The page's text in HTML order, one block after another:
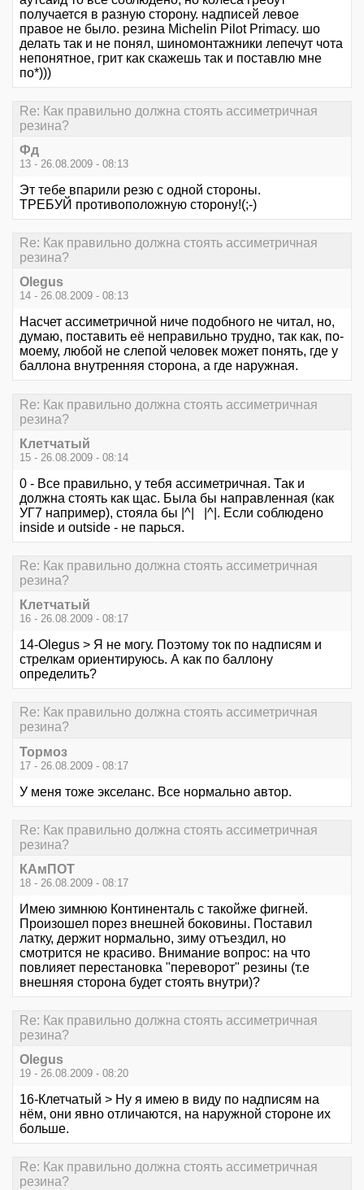
получается в разную сторону. надписей левое
правое не было. резина Michelin Pilot Primacy. шо
делать так и не понял, шиномонтажники лепечут чота
непонятное, грит как скажешь так и поставлю мне
по*)))
Re: Как правильно должна стоять ассиметричная
резина?
Фд
13 - 26.08.2009 - 08:13
Эт тебе впарили резю с одной стороны.
ТРЕБУЙ противоположную сторону!(;-)
Re: Как правильно должна стоять ассиметричная
резина?
Olegus
14 - 26.08.2009 - 08:13
Насчет ассиметричной ниче подобного не читал, но,
думаю, поставить её неправильно трудно, так как, по-
моему, любой не слепой человек может понять, где у
баллона внутренняя сторона, а где наружная.
Re: Как правильно должна стоять ассиметричная
резина?
Клетчатый
15 - 26.08.2009 - 08:14
0 - Все правильно, у тебя ассиметричная. Так и
должна стоять как щас. Была бы направленная (как
УГ7 например), стояла бы |^| |^|. Если соблюдено
inside и outside - не парься.
Re: Как правильно должна стоять ассиметричная
резина?
Клетчатый
16 - 26.08.2009 - 08:17
14-Olegus > Я не могу. Поэтому ток по надписям и
стрелкам ориентируюсь. А как по баллону
определить?
Re: Как правильно должна стоять ассиметричная
резина?
Тормоз
17 - 26.08.2009 - 08:17
У меня тоже экселанс. Все нормально автор.
Re: Как правильно должна стоять ассиметричная
резина?
КАмПОТ
18 - 26.08.2009 - 08:17
Имею зимнюю Континенталь с такойже фигней.
Произошел порез внешней боковины. Поставил
латку, держит нормально, зиму отъездил, но
смотрится не красиво. Внимание вопрос: на что
повлияет перестановка "переворот" резины (т.е
внешняя сторона будет стоять внутри)?
Re: Как правильно должна стоять ассиметричная
резина?
Olegus
19 - 26.08.2009 - 08:20
16-Клетчатый > Ну я имею в виду по надписям на
нём, они явно отличаются, на наружной стороне их
больше.
Re: Как правильно должна стоять ассиметричная
резина?